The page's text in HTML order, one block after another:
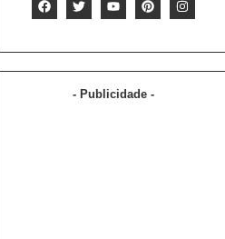
- Publicidade -